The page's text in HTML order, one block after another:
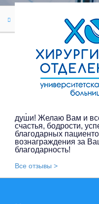
Отзыв #193
Отзыв
Говорушкина Римма
Сергей
души! Желаю Вам и
счастья, бодрости,
благодарных
вознаграждения за
благодарность!
Все отзывы >